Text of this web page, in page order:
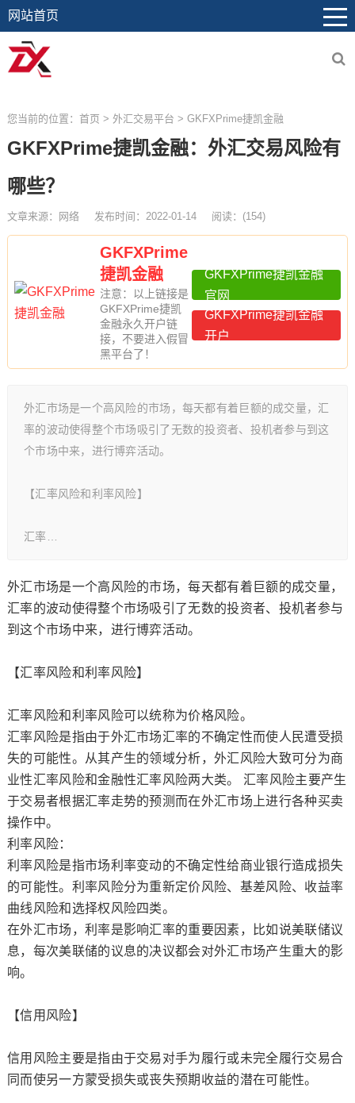
网站首页
您当前的位置： 首页 > 外汇交易平台 > GKFXPrime捷凯金融
GKFXPrime捷凯金融：外汇交易风险有
哪些？
文章来源：网络 发布时间：2022-01-14 阅读： (154)
GKFXPrime
捷凯金融
注意：以上链接是
GKFXPrime捷凯
金融永久开户链
接，不要进入假冒
黑平台了！
GKFXPrime捷凯金融
官网
GKFXPrime捷凯金融
开户
外汇市场是一个高风险的市场，每天都有着巨额的成交量，汇
率的波动使得整个市场吸引了无数的投资者、投机者参与到这
个市场中来，进行博弈活动。
【汇率风险和利率风险】
汇率…
外汇市场是一个高风险的市场，每天都有着巨额的成交量，
汇率的波动使得整个市场吸引了无数的投资者、投机者参与
到这个市场中来，进行博弈活动。
【汇率风险和利率风险】
汇率风险和利率风险可以统称为价格风险。
汇率风险是指由于外汇市场汇率的不确定性而使人民遭受损
失的可能性。从其产生的领域分析，外汇风险大致可分为商
业性汇率风险和金融性汇率风险两大类。 汇率风险主要产生
于交易者根据汇率走势的预测而在外汇市场上进行各种买卖
操作中。
利率风险：
利率风险是指市场利率变动的不确定性给商业银行造成损失
的可能性。利率风险分为重新定价风险、基差风险、收益率
曲线风险和选择权风险四类。
在外汇市场，利率是影响汇率的重要因素，比如说美联储议
息，每次美联储的议息的决议都会对外汇市场产生重大的影
响。
【信用风险】
信用风险主要是指由于交易对手为履行或未完全履行交易合
同而使另一方蒙受损失或丧失预期收益的潜在可能性。